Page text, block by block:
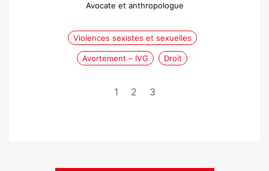
Avocate et anthropologue
Violences sexistes et sexuelles
Avortement – IVG Droit
1 2 3